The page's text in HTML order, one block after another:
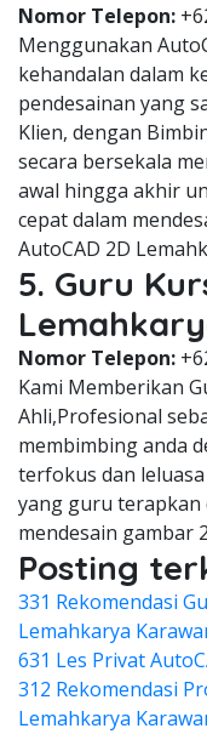
Nomor Telepon:
Menggunakan
kehandalan dalam
pendesainan yang
Klien, dengan
secara bersekala
awal hingga akhir
cepat dalam
AutoCAD 2D
5. Guru
Nomor Telepon:
Kami Memberikan
Ahli,Profesional
membimbing anda
terfokus dan
yang guru terapkan
mendesain gambar
Posting
331 Rekomendasi
Lemahkarya
631 Les Privat
312 Rekomendasi
Lemahkarya